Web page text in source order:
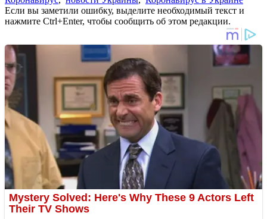
Если вы заметили ошибку, выделите необходимый текст и
нажмите Ctrl+Enter, чтобы сообщить об этом редакции.